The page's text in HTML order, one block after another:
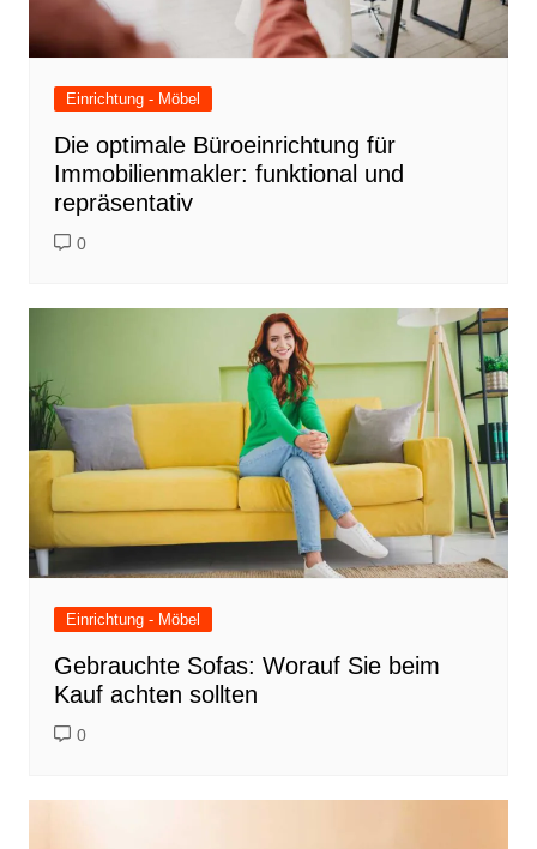
Einrichtung - Möbel
Die optimale Büroeinrichtung für
Immobilienmakler: funktional und
repräsentativ
0
Einrichtung - Möbel
Gebrauchte Sofas: Worauf Sie beim
Kauf achten sollten
0